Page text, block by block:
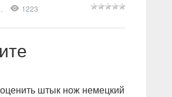
1223
штык нож немецкий